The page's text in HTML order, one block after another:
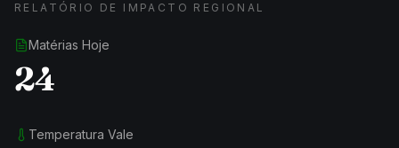
RELATÓRIO DE IMPACTO REGIONAL
Matérias Hoje
24
Temperatura Vale